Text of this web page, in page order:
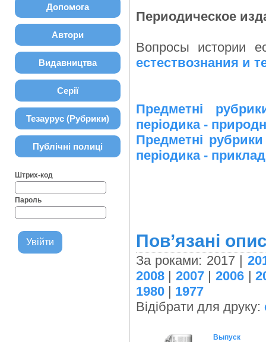
Допомога
Автори
Видавництва
Серії
Тезаурус (Рубрики)
Публічні полиці
Штрих-код
Пароль
Периодическое
Вопросы истории
естествознания и
Предметні
періодика -
Предметні
періодика -
Пов’язані
За роками: 2017 |
2008| 2007|2006 |
1980| 1977
Відібрати для друку:
Выпуск